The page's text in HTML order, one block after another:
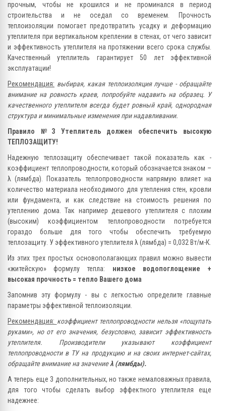
прочным, чтобы не крошился и не проминался в период
строительства и не оседал со временем. Прочность
теплоизоляции помогает предотвратить усадку и деформацию
утеплителя при вертикальном креплении в стенах, от чего зависит
и эффективность утеплителя на протяжении всего срока службы.
Качественный утеплитель гарантирует 50 лет эффективной
эксплуатации!
Рекомендация: выбирая, какая теплоизоляция лучше - обращайте
внимание на ровность краев, попробуйте надавить на образец. У
качественного утеплителя всегда будет ровный край, однородная
структура и минимальные изменения при надавливании.
Правило №3 Утеплитель должен обеспечить высокую
ТЕПЛОЗАЩИТУ!
Надежную теплозащиту обеспечивает такой показатель как -
коэффициент теплопроводности, который обозначается знаком –
λ (лямбда). Показатель теплопроводности напрямую влияет на
количество материала необходимого для утепления стен, кровли
или фундамента, и как следствие на стоимость решения по
утеплению дома. Так например дешевого утеплителя с плохим
(высоким) коэффициентом теплопроводности потребуется
гораздо больше для того чтобы обеспечить требуемую
теплозащиту. У эффективного утеплителя λ (лямбда) = 0,032 Вт/м-К.
Из этих трех простых основополагающих правил можно вывести
«житейскую» формулу тепла: низкое водопоглощение +
высокая прочность = тепло Вашего дома
Запомнив эту формулу - вы с легкостью определите главные
параметры эффективной теплоизоляции.
Рекомендация: коэффициент теплопроводности нельзя «пощупать
руками», но от его значения, безусловно, зависит эффективность
утеплителя. Производители указывают коэффициент
теплопроводности в ТУ на продукцию и на своих интернет-сайтах,
обращайте внимание на значениеλ (лямбды).
А теперь еще 3 дополнительных, но также немаловажных правила,
для того чтобы сделать выбор эффектного утеплителя еще
надежнее: